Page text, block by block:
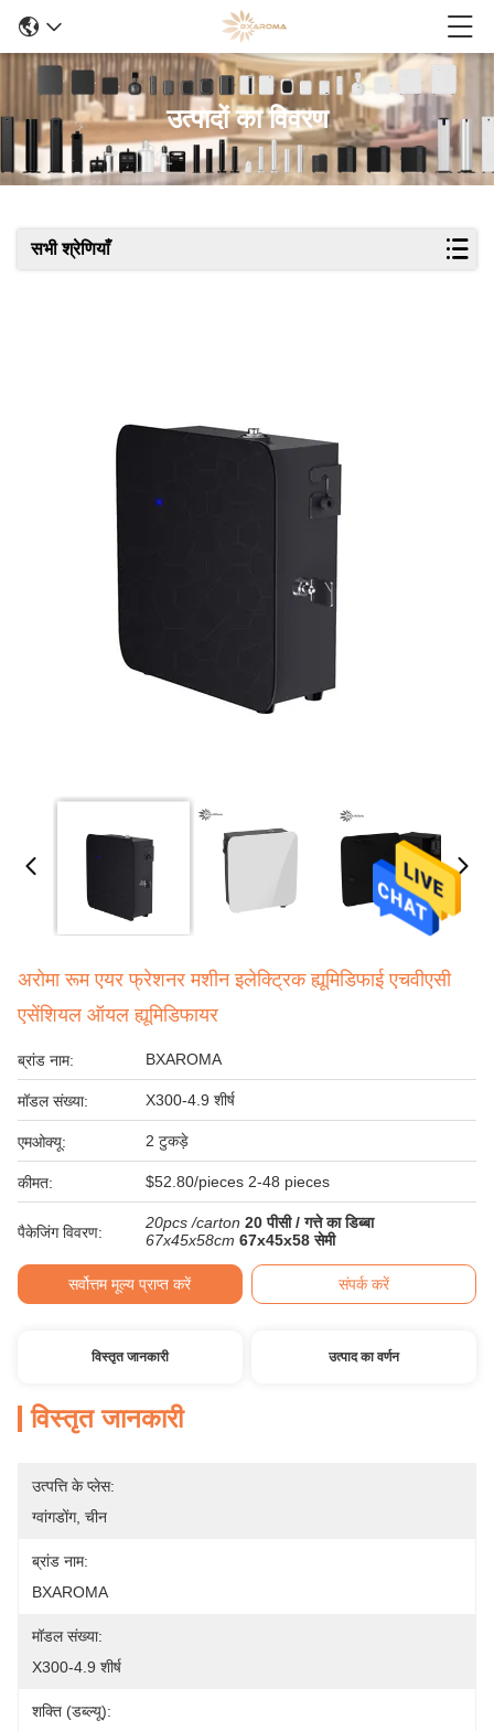
उत्पादों का विवरण
सभी श्रेणियाँ
अरोमा रूम एयर फ्रेशनर मशीन इलेक्ट्रिक ह्यूमिडिफाई एचवीएसी
एसेंशियल ऑयल ह्यूमिडिफायर
ब्रांड नाम: BXAROMA
मॉडल संख्या: X300-4.9 शीर्ष
एमओक्यू: 2 टुकड़े
कीमत: $52.80/pieces 2-48 pieces
पैकेजिंग विवरण:
20pcs /carton 20 पीसी / गत्ते का डिब्बा
67x45x58cm 67x45x58 सेमी
सर्वोत्तम मूल्य प्राप्त करें संपर्क करें
विस्तृत जानकारी उत्पाद का वर्णन
विस्तृत जानकारी
उत्पत्ति के प्लेस:
ग्वांगडोंग, चीन
ब्रांड नाम:
BXAROMA
मॉडल संख्या:
X300-4.9 शीर्ष
शक्ति (डब्ल्यू):